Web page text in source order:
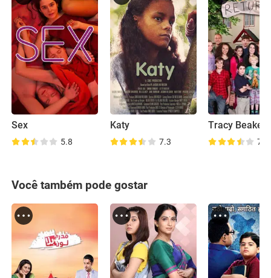
Sex
5.8
Katy
7.3 7.1
Você também pode gostar